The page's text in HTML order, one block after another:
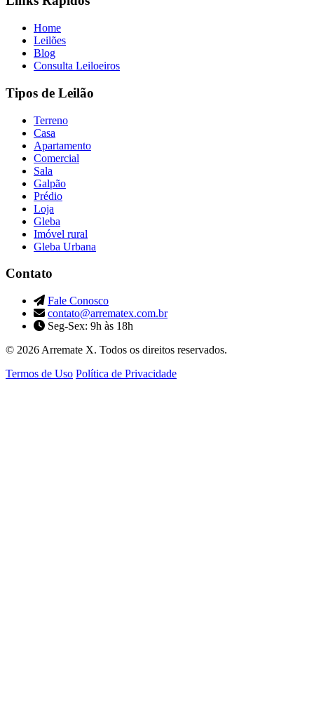
Home
Leilões
Blog
Consulta Leiloeiros
Tipos de Leilão
Terreno
Casa
Apartamento
Comercial
Sala
Galpão
Prédio
Loja
Gleba
Imóvel rural
Gleba Urbana
Contato
Fale Conosco
contato@arrematex.com.br
Seg-Sex: 9h às 18h
© 2026 Arremate X. Todos os direitos reservados.
Termos de Uso Política de Privacidade